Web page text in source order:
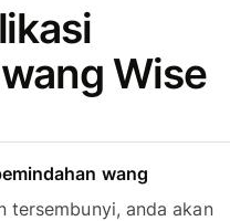
Wise
wang
tersembunyi, anda akan